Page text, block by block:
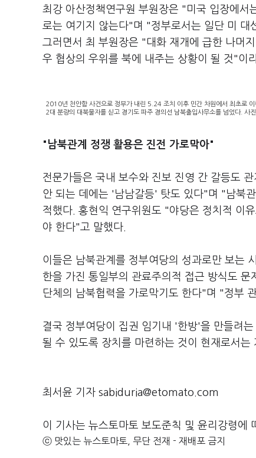
최강 아산정책연구원 부원장은 "미국 입장에서
로는 여기지 않는다"며 "정부로서는 일단 미 대
그러면서 최 부원장은 "대화 재개에 급한 나머
우 협상의 우위를 북에 내주는 상황이 될 것"이
2010년 천안함 사건으로 정부가 내린 5.24 조치 이후 민간 차원에서 최초로
2대 분량의 대북물자를 싣고 경기도 파주 경의선 남북출입사무소를 넘었다. 사
"남북관계 정쟁 활용은 진전 가로막아"
전문가들은 국내 보수와 진보 진영 간 갈등도
안 되는 데에는 '남남갈등' 탓도 있다"며 "남북
적했다. 홍현익 연구위원도 "야당은 정치적 이
야 한다"고 말했다.
이들은 남북관계를 정부여당의 성과로만 보는
한을 가진 통일부의 관료주의적 접근 방식도
단체의 남북협력을 가로막기도 한다"며 "정부
결국 정부여당이 집권 임기내 '한방'을 만들려
될 수 있도록 장치를 마련하는 것이 현재로서는
최서윤 기자 sabiduria@etomato.com
이 기사는 뉴스토마토 보도준칙 및 윤리강령에
ⓒ 맛있는 뉴스토마토, 무단 전재 - 재배포 금지